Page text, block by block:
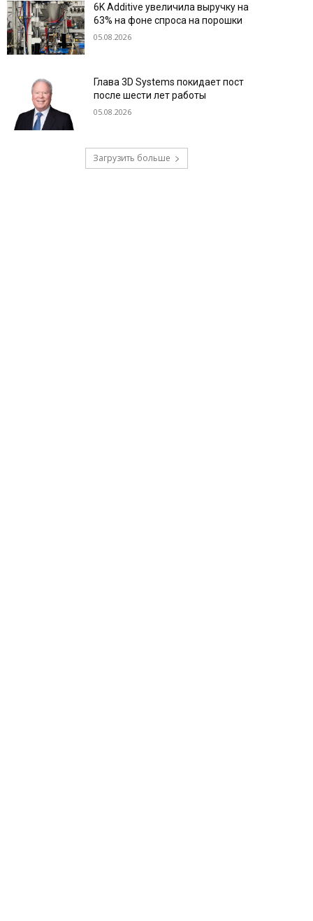
6K Additive увеличила выручку на
63% на фоне спроса на порошки
05.08.2026
Глава 3D Systems покидает пост
после шести лет работы
05.08.2026
Загрузить больше